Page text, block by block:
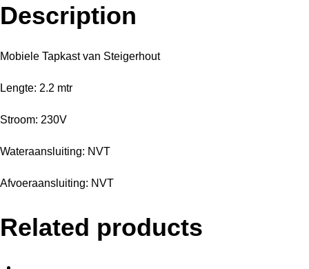
(Huur)
quantity
Description
Mobiele Tapkast van Steigerhout
Lengte: 2.2 mtr
Stroom: 230V
Wateraansluiting: NVT
Afvoeraansluiting: NVT
Related products